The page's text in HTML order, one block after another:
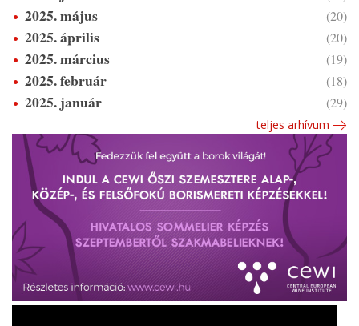
2025. május (20)
2025. április (20)
2025. március (19)
2025. február (18)
2025. január (29)
teljes arhívum